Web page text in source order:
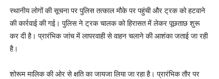
स्थानीय लोगों की सूचना पर पुलिस तत्काल मौके पर पहुंची और ट्रक को हटवाने
की कार्रवाई की गई। पुलिस ने ट्रक चालक को हिरासत में लेकर पूछताछ शुरू
कर दी है। प्रारंभिक जांच में लापरवाही से वाहन चलाने की आशंका जताई जा रही
है।
शोरूम मालिक की ओर से क्षति का जायजा लिया जा रहा है। प्रारंभिक तौर पर